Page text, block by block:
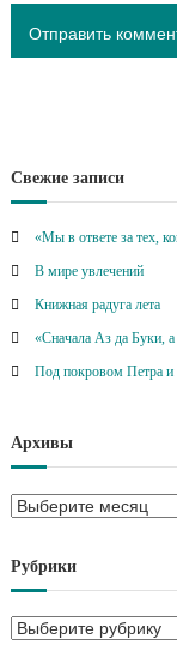
Свежие записи
«Мы в ответе за тех,
В мире увлечений
Книжная радуга лета
«Сначала Аз да Буки,
Под покровом Петра и
Архивы
А
ы
Рубрики
Р